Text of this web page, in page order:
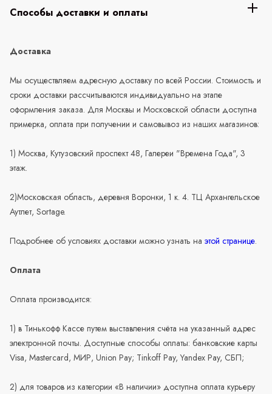
Способы доставки и оплаты
Доставка
Мы осуществляем адресную доставку по всей России. Стоимость и
сроки доставки рассчитываются индивидуально на этапе
оформления заказа. Для Москвы и Московской области доступна
примерка, оплата при получении и самовывоз из наших магазинов:
1) Москва, Кутузовский проспект 48, Галереи "Времена Года", 3
этаж.
2)Московская область, деревня Воронки, 1 к. 4. ТЦ Архангельское
Аутлет, Sortage.
Подробнее об условиях доставки можно узнать на этой странице.
Оплата
Оплата производится:
1) в Тинькофф Кассе путем выставления счёта на указанный адрес
электронной почты. Доступные способы оплаты: банковские карты
Visa, Mastercard, МИР, Union Pay; Tinkoff Pay, Yandex Pay, СБП;
2) для товаров из категории «В наличии» доступна оплата курьеру